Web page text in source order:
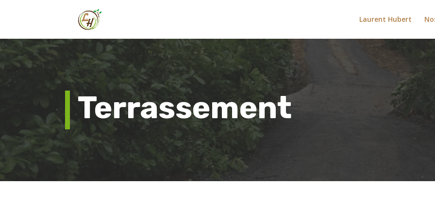
Laurent Hubert
Terrassement